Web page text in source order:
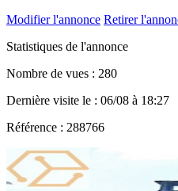
Modifier l'annonce Retirer
Statistiques de l'annonce
Nombre de vues : 280
Dernière visite le : 06/08 à 18:27
Référence : 288766